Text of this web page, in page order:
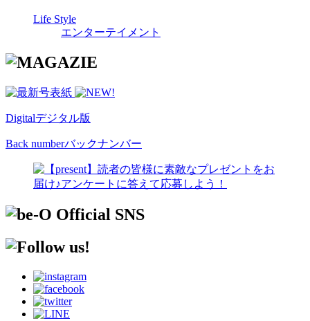
Life Style
エンターテイメント
Digitalデジタル版
Back numberバックナンバー